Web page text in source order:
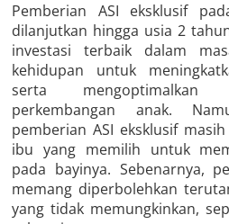
Pemberian ASI eksklusif
dilanjutkan hingga usia 2
investasi terbaik dalam
kehidupan untuk
serta mengoptimalkan
perkembangan anak.
pemberian ASI eksklusif
ibu yang memilih untuk
pada bayinya. Sebenarnya,
memang diperbolehkan
yang tidak memungkinkan,